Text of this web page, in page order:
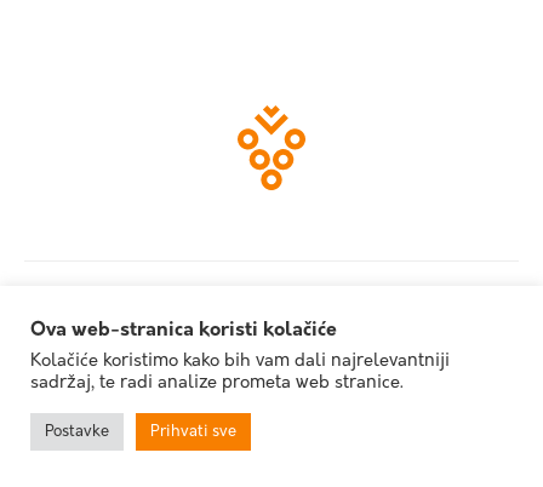
Izrada web stranica:invictum.hr
Ova web-stranica koristi kolačiće
Kolačiće koristimo kako bih vam dali najrelevantniji
sadržaj, te radi analize prometa web stranice.
Postavke Prihvati sve